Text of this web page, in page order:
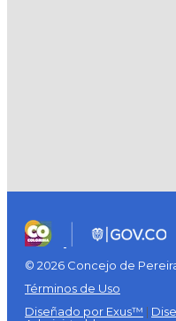
© 2026 Concejo de
Términos de Uso
Diseñado por Exus™ |